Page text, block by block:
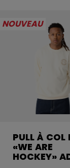
NOUVEAU
PULL À COL
«WE ARE
HOCKEY»